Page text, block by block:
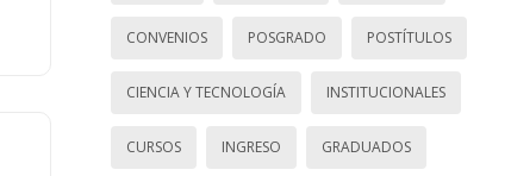
CONVENIOS POSGRADO POSTÍTULOS
CIENCIA Y TECNOLOGÍA INSTITUCIONALES
CURSOS INGRESO GRADUADOS